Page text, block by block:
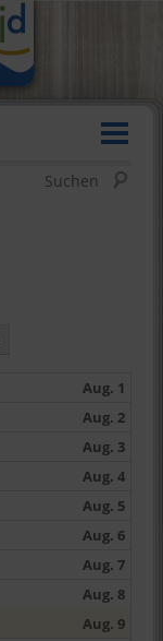
Aug. 1
Aug. 2
Aug. 3
Aug. 4
Aug. 5
Aug. 6
Aug. 7
Aug. 8
Aug. 9